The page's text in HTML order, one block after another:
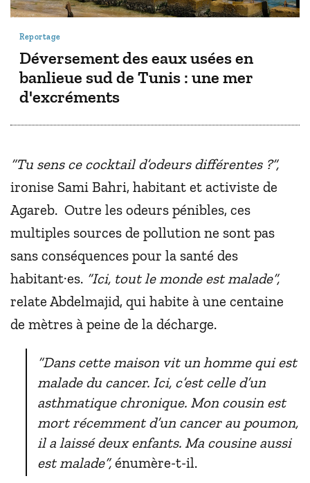
Reportage
Déversement des eaux usées en
banlieue sud de Tunis : une mer
d'excréments
“Tu sens ce cocktail d’odeurs différentes ?”,
ironise Sami Bahri, habitant et activiste de
Agareb. Outre les odeurs pénibles, ces
multiples sources de pollution ne sont pas
sans conséquences pour la santé des
habitant·es. “Ici, tout le monde est malade”,
relate Abdelmajid, qui habite à une centaine
de mètres à peine de la décharge.
“Dans cette maison vit un homme qui est
malade du cancer. Ici, c’est celle d’un
asthmatique chronique. Mon cousin est
mort récemment d’un cancer au poumon,
il a laissé deux enfants. Ma cousine aussi
est malade”, énumère-t-il.